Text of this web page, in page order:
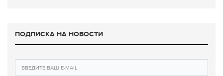
ПОДПИСКА НА НОВОСТИ